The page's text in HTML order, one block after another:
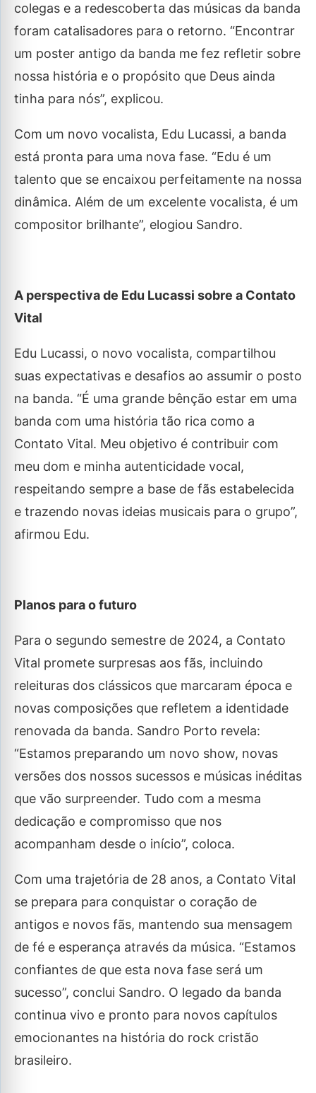
colegas e a redescoberta das músicas da banda
foram catalisadores para o retorno. “Encontrar
um poster antigo da banda me fez refletir sobre
nossa história e o propósito que Deus ainda
tinha para nós”, explicou.
Com um novo vocalista, Edu Lucassi, a banda
está pronta para uma nova fase. “Edu é um
talento que se encaixou perfeitamente na nossa
dinâmica. Além de um excelente vocalista, é um
compositor brilhante”, elogiou Sandro.
A perspectiva de Edu Lucassi sobre a Contato
Vital
Edu Lucassi, o novo vocalista, compartilhou
suas expectativas e desafios ao assumir o posto
na banda. “É uma grande bênção estar em uma
banda com uma história tão rica como a
Contato Vital. Meu objetivo é contribuir com
meu dom e minha autenticidade vocal,
respeitando sempre a base de fãs estabelecida
e trazendo novas ideias musicais para o grupo”,
afirmou Edu.
Planos para o futuro
Para o segundo semestre de 2024, a Contato
Vital promete surpresas aos fãs, incluindo
releituras dos clássicos que marcaram época e
novas composições que refletem a identidade
renovada da banda. Sandro Porto revela:
“Estamos preparando um novo show, novas
versões dos nossos sucessos e músicas inéditas
que vão surpreender. Tudo com a mesma
dedicação e compromisso que nos
acompanham desde o início”, coloca.
Com uma trajetória de 28 anos, a Contato Vital
se prepara para conquistar o coração de
antigos e novos fãs, mantendo sua mensagem
de fé e esperança através da música. “Estamos
confiantes de que esta nova fase será um
sucesso”, conclui Sandro. O legado da banda
continua vivo e pronto para novos capítulos
emocionantes na história do rock cristão
brasileiro.